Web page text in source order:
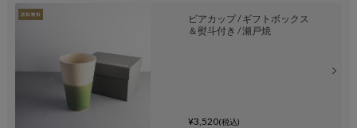
ビアカップ / ギフトボックス
＆熨斗付き / 瀬戸焼
¥3,520(税込)